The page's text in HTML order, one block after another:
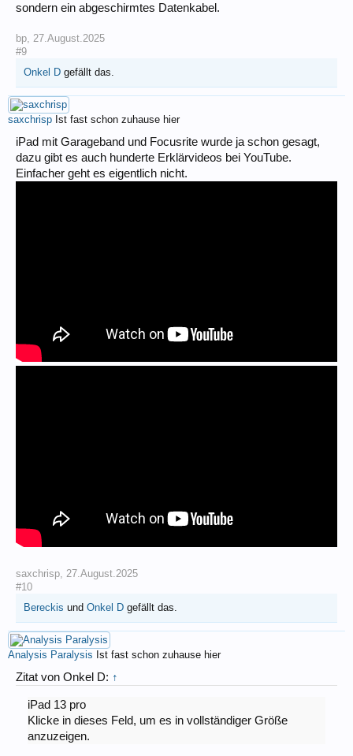
sondern ein abgeschirmtes Datenkabel.
bp 27.August.2025
#9
Onkel D gefällt das.
saxchrisp Ist fast schon zuhause hier
iPad mit Garageband und Focusrite wurde ja schon gesagt,
dazu gibt es auch hunderte Erklärvideos bei YouTube.
Einfacher geht es eigentlich nicht.
saxchrisp 27.August.2025
#10
Bereckis und Onkel D gefällt das.
Analysis Paralysis Ist fast schon zuhause hier
Zitat von Onkel D: ↑
iPad 13 pro
Klicke in dieses Feld, um es in vollständiger Größe
anzuzeigen.